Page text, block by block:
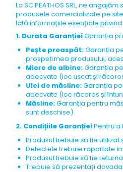
La SC PEATHOS SRL, ne
produsele comercializate pe
Iată informațiile esențiale
1. Durata GaranțieiGaranția
Pește proaspăt:Garanția
prospețimea produsului,
Miere de albine:Garanția
adecvate (loc uscat și
Ulei de măsline:Garanția
adecvate (loc răcoros și
Măsline:Garanția pentru
sunt deschise).
2. Condițiile GaranțieiPentru
Produsul trebuie să fie
Defectele trebuie raportate
Produsul trebuie să fie
Trebuie să prezentați